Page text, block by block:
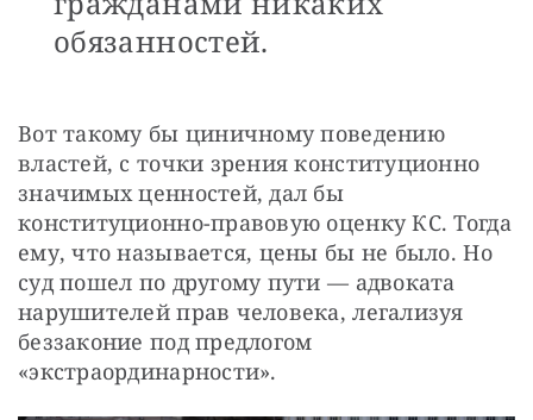
обязанностей.
Вот такому бы циничному поведению
властей, с точки зрения конституционно
значимых ценностей, дал бы
конституционно-правовую оценку КС. Тогда
ему, что называется, цены бы не было. Но
суд пошел по другому пути — адвоката
нарушителей прав человека, легализуя
беззаконие под предлогом
«экстраординарности».